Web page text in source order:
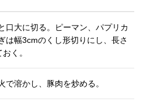
口大に切る。ピーマン、パプリカ
は幅3cmのくし形切りにし、長さ
く。
で溶かし、豚肉を炒める。